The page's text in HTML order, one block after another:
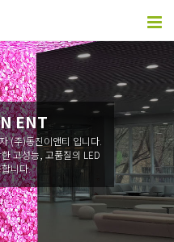
ENT
(주)동진이앤티 입니다.
고성능, 고품질의 LED
니다.